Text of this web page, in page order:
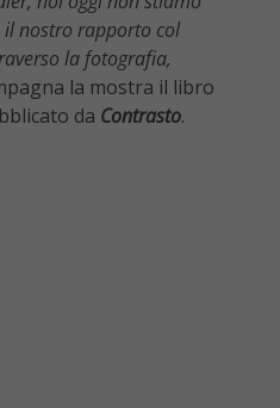
nostro rapporto col
la fotografia,
la mostra il libro
da Contrasto.